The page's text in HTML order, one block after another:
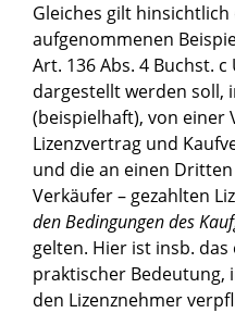
Gleiches gilt
aufgenommenen
Art. 136 Abs. 4 Buchst.
dargestellt werden soll,
(beispielhaft), von einer
Lizenzvertrag und
und die an einen
Verkäufer – gezahlten
den Bedingungen des
gelten. Hier ist insb.
praktischer Bedeutung,
den Lizenznehmer